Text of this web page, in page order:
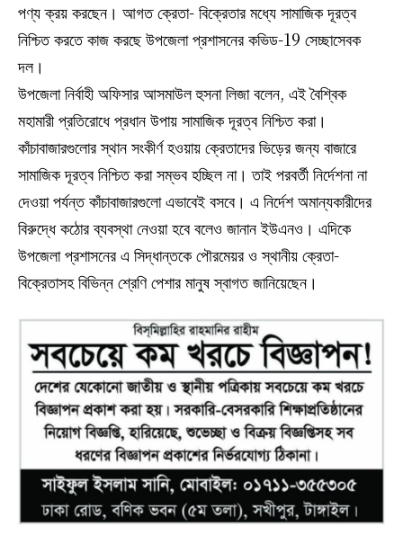
পণ্য ক্রয় করছেন। আগত ক্রেতা- বিক্রেতার মধ্যে সামাজিক দূরত্ব
নিশ্চিত করতে কাজ করছে উপজেলা প্রশাসনের কভিড-19 সেচ্ছাসেবক
দল।
উপজেলা নির্বাহী অফিসার আসমাউল হুসনা লিজা বলেন, এই বৈশ্বিক
মহামারী প্রতিরোধে প্রধান উপায় সামাজিক দূরত্ব নিশ্চিত করা।
কাঁচাবাজারগুলোর স্থান সংকীর্ণ হওয়ায় ক্রেতাদের ভিড়ের জন্য বাজারে
সামাজিক দূরত্ব নিশ্চিত করা সম্ভব হচ্ছিল না। তাই পরবর্তী নির্দেশনা না
দেওয়া পর্যন্ত কাঁচাবাজারগুলো এভাবেই বসবে। এ নির্দেশ অমান্যকারীদের
বিরুদ্ধে কঠোর ব্যবস্থা নেওয়া হবে বলেও জানান ইউএনও। এদিকে
উপজেলা প্রশাসনের এ সিদ্ধান্তকে পৌরমেয়র ও স্থানীয় ক্রেতা-
বিক্রেতাসহ বিভিন্ন শ্রেণি পেশার মানুষ স্বাগত জানিয়েছেন।